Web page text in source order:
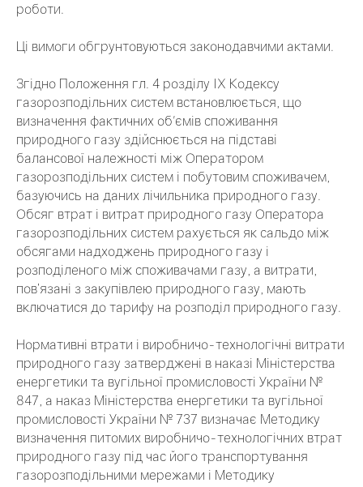
роботи.
Ці вимоги обгрунтовуються законодавчими актами.
Згідно Положення гл. 4 розділу ІХ Кодексу
газорозподільних систем встановлюється, що
визначення фактичних об'ємів споживання
природного газу здійснюється на підставі
балансової належності між Оператором
газорозподільних систем і побутовим споживачем,
базуючись на даних лічильника природного газу.
Обсяг втрат і витрат природного газу Оператора
газорозподільних систем рахується як сальдо між
обсягами надходжень природного газу і
розподіленого між споживачами газу, а витрати,
пов’язані з закупівлею природного газу, мають
включатися до тарифу на розподіл природного газу.
Нормативні втрати і виробничо-технологічні витрати
природного газу затверджені в наказі Міністерства
енергетики та вугільної промисловості України №
847, а наказ Міністерства енергетики та вугільної
промисловості України № 737 визначає Методику
визначення питомих виробничо-технологічних втрат
природного газу під час його транспортування
газорозподільними мережами і Методику